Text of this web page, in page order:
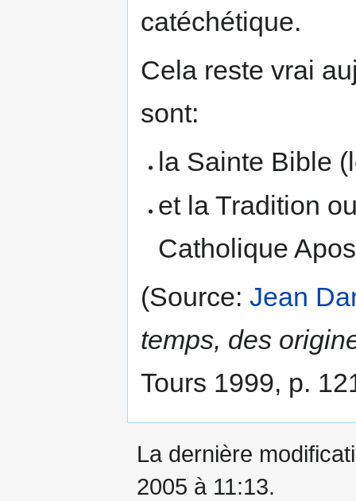
catéchétique.
Cela reste vrai
sont:
la Sainte Bible
et la Tradition
Catholique
(Source: Jean
temps, des
Tours 1999, p.
La dernière
2005 à 11:13.